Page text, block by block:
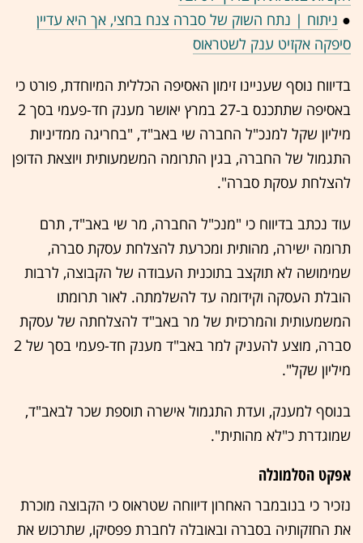
● ניתוח | נתח השוק של סברה צנח בחצי, אך היא עדיין
סיפקה אקזיט ענק לשטראוס
בדיווח נוסף שעניינו זימון האסיפה הכללית המיוחדת, פורט כי
באסיפה שתתכנס ב-27 במרץ יאושר מענק חד-פעמי בסך 2
מיליון שקל למנכ"ל החברה שי באב"ד, "בחריגה ממדיניות
התגמול של החברה, בגין התרומה המשמעותית ויוצאת הדופן
להצלחת עסקת סברה".
עוד נכתב בדיווח כי "מנכ"ל החברה, מר שי באב"ד, תרם
תרומה ישירה, מהותית ומכרעת להצלחת עסקת סברה,
שמימושה לא תוקצב בתוכנית העבודה של הקבוצה, לרבות
הובלת העסקה וקידומה עד להשלמתה. לאור תרומתו
המשמעותית והמרכזית של מר באב"ד להצלחתה של עסקת
סברה, מוצע להעניק למר באב"ד מענק חד-פעמי בסך של 2
מיליון שקל".
בנוסף למענק, ועדת התגמול אישרה תוספת שכר לבאב"ד,
שמוגדרת כ"לא מהותית".
אפקט הסלמונלה
נזכיר כי בנובמבר האחרון דיווחה שטראוס כי הקבוצה מוכרת
את החזקותיה בסברה ובאובלה לחברת פפסיקו, שתרכוש את